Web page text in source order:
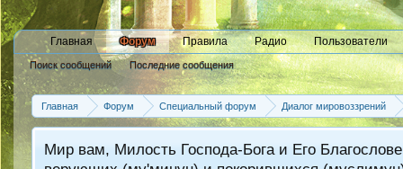
Главная Форум
Поиск сообщений Последние сообщения
Правила Радио Пользователи
Главная Форум Специальный форум Диалог мировоззрений
Мир вам, Милость Господа-Бога и Его